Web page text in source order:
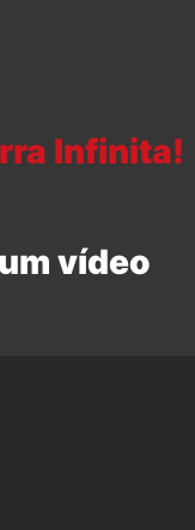
Infinita!
vídeo